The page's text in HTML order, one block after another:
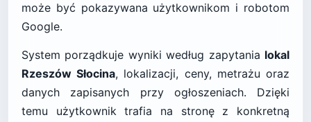
może być pokazywana użytkownikom i robotom
Google.
System porządkuje wyniki według zapytania lokal
Rzeszów Słocina, lokalizacji, ceny, metrażu oraz
danych zapisanych przy ogłoszeniach. Dzięki
temu użytkownik trafia na stronę z konkretną